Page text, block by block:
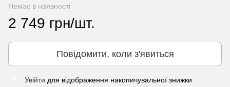
Немає в наявності
2 749 грн/шт.
Повідомити, коли з'явиться
Увійти для відображення накопичувальної знижки